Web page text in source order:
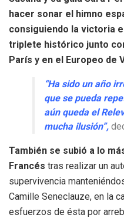
hacer sonar el himno
consiguiendo la victoria
triplete histórico junto
París y en el Europeo de
“Ha sido un año
que se pueda
aún queda el
mucha ilusión”,
También se subió a lo
Francés tras realizar un
supervivencia
Camille Seneclauze, en la
esfuerzos de ésta por